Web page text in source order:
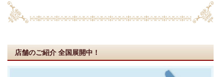
店舗のご紹介 全国展開中！